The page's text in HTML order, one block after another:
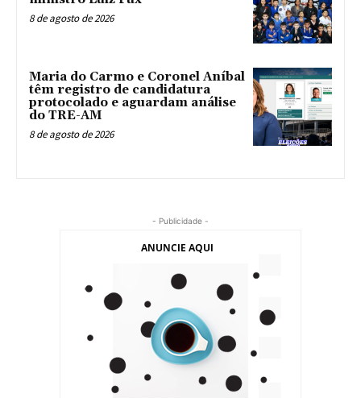
8 de agosto de 2026
Maria do Carmo e Coronel Aníbal
têm registro de candidatura
protocolado e aguardam análise
do TRE-AM
8 de agosto de 2026
- Publicidade -